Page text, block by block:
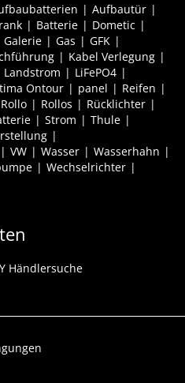
Aufbautür
Batterie
Dometic
Galerie Gas
GFK
Kabel Verlegung
Landstrom
LiFePO4
Ontour panel
Reifen
Rollo Rollos
Rücklichter
Strom
Thule
VW Wasser
Wasserhahn
Wechselrichter
Händlersuche